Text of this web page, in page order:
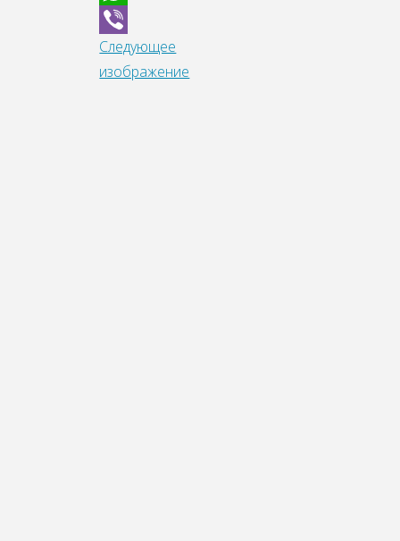
WhatsApp
Viber
Следующее
изображение